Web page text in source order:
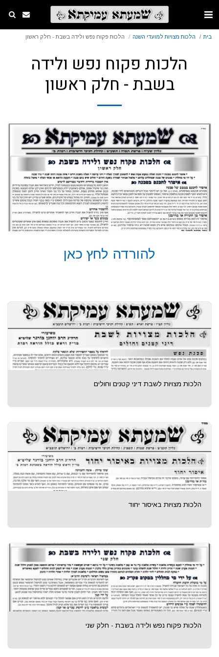
בית הלכות מצויות למועדי השנה הלכות פקוח נפש ולידה בשבת - חלק ראשון
הלכות פקוח נפש ולידה
בשבת - חלק ראשון
להורדה לחץ כאן
הלכות מצויות לשבת דיני קטנים וחולים
הלכות מצויות באיסור יחוד
הלכות פקוח נפש ולידה בשבת - חלק שני